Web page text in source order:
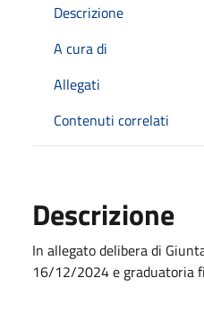
Descrizione
A cura di
Allegati
Contenuti correlati
Descrizione
In allegato delibera di
16/12/2024 e graduatoria